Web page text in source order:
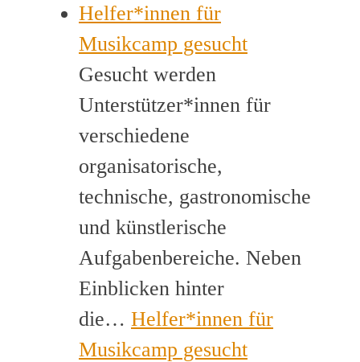
Helfer*innen für
Musikcamp gesucht
Gesucht werden
Unterstützer*innen für
verschiedene
organisatorische,
technische, gastronomische
und künstlerische
Aufgabenbereiche. Neben
Einblicken hinter
die… Helfer*innen für
Musikcamp gesucht